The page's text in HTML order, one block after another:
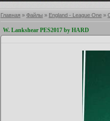
Главная » Файлы » England - League One »
W. Lankshear PES2017 by HARD